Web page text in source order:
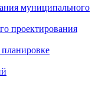
муниципального
проектирования